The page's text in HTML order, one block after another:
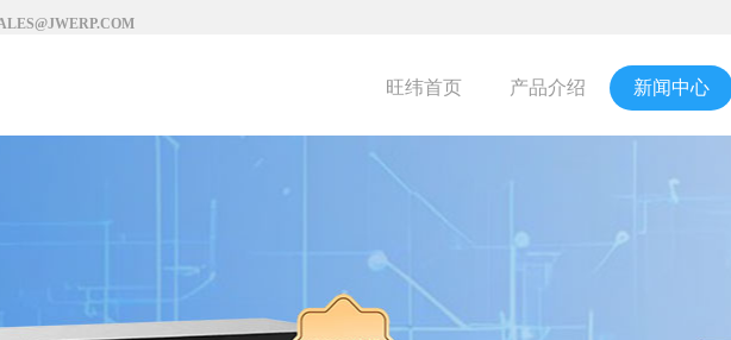
旺纬首页 产品介绍 新闻中心